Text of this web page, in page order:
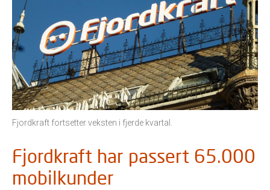
Fjordkraft fortsetter veksten i fjerde kvartal.
Fjordkraft har passert 65.000
mobilkunder